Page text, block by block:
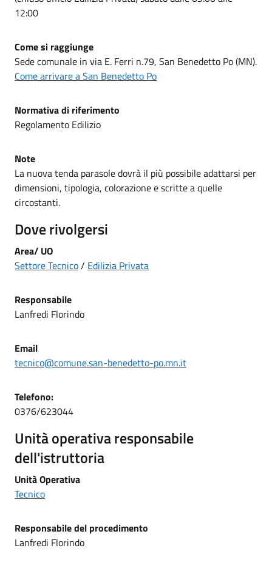
12:00
Come si raggiunge
Sede comunale in via E. Ferri n.79, San Benedetto Po (MN).
Come arrivare a San Benedetto Po
Normativa di riferimento
Regolamento Edilizio
Note
La nuova tenda parasole dovrà il più possibile adattarsi per
dimensioni, tipologia, colorazione e scritte a quelle
circostanti.
Dove rivolgersi
Area/ UO
Settore Tecnico/ Edilizia Privata
Responsabile
Lanfredi Florindo
Email
tecnico@comune.san-benedetto-po.mn.it
Telefono:
0376/623044
Unità operativa responsabile
dell'istruttoria
Unità Operativa
Tecnico
Responsabile del procedimento
Lanfredi Florindo